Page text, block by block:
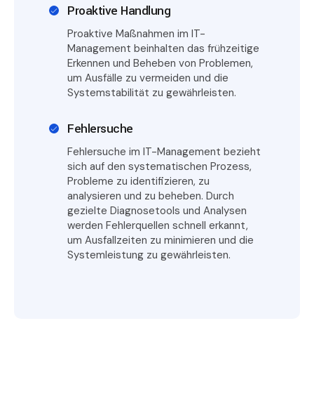
Proaktive Handlung
Proaktive Maßnahmen im IT-
Management beinhalten das frühzeitige
Erkennen und Beheben von Problemen,
um Ausfälle zu vermeiden und die
Systemstabilität zu gewährleisten.
Fehlersuche
Fehlersuche im IT-Management bezieht
sich auf den systematischen Prozess,
Probleme zu identifizieren, zu
analysieren und zu beheben. Durch
gezielte Diagnosetools und Analysen
werden Fehlerquellen schnell erkannt,
um Ausfallzeiten zu minimieren und die
Systemleistung zu gewährleisten.